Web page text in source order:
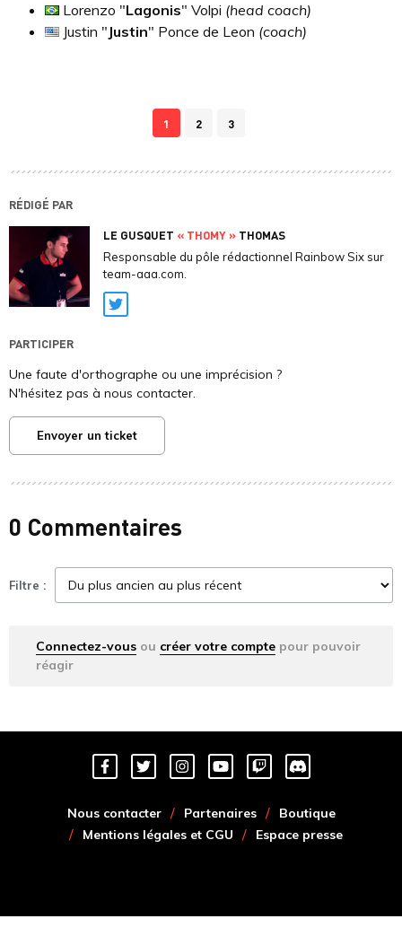
Lorenzo "Lagonis" Volpi (head coach)
Justin " Justin" Ponce de Leon (coach)
1 2 3
RÉDIGÉ PAR
LE GUSQUET « THOMY » THOMAS
Responsable du pôle rédactionnel Rainbow Six sur
team-aaa.com.
Twitter
PARTICIPER
Une faute d'orthographe ou une imprécision ?
N'hésitez pas à nous contacter.
Envoyer un ticket
0 Commentaires
Filtre :
Connectez-vous ou créer votre compte pour pouvoir
réagir
Nous contacter Partenaires
Boutique
Mentions légales et CGU
Espace presse